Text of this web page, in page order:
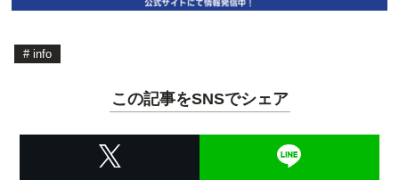
# info
この記事をSNSでシェア